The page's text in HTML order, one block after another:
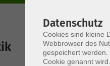
Datenschutz
Cookies sind kleine
Webbrowser des
gespeichert
Cookie genannt